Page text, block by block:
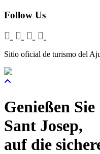
Follow Us
Sitio oficial de turismo del
Genießen Sie
Sant Josep,
auf die